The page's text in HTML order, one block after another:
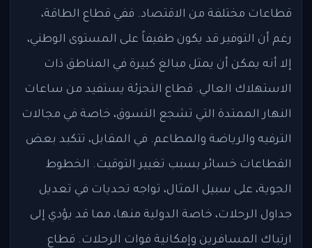
قطاعات مختلفة من الاقتصاد. ففي قطاع الطاقة،
رغم أن التوفير قد يكون طفيفاً على المستوى الوطني،
إلا أنه يمكن أن يمثل مبالغ كبيرة في المناطق ذات
الاستهلاك العالي. قطاع التجزئة يستفيد من ساعات
النهار الممتدة التي تشجع التسوق، خاصة في مجالات
الترفيه والرياضة والمطاعم. في المقابل، تتكبد بعض
القطاعات خسائر بسبب تغيير التوقيت. الخطوط
الجوية، على سبيل المثال، تواجه تحديات في تعديل
جداول الرحلات، خاصة الدولية منها، مما قد يؤدي إلى
ارتباك المسافرين وإمكانية فوات الرحلات. قطاع